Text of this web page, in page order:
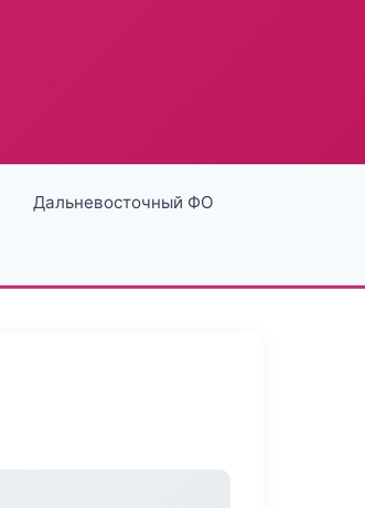
Дальневосточный ФО